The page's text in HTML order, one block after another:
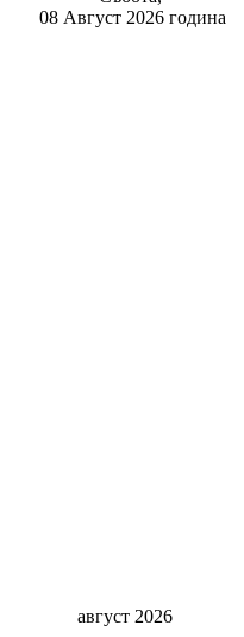
08 Август 2026 година
август 2026